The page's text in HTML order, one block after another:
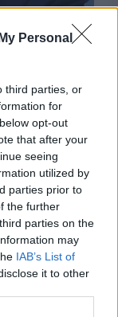
Personal
third parties, or
for
opt-out
that after your
seeing
utilized by
parties prior to
the further
parties on the
may
IAB’s List of
it to other
financiare